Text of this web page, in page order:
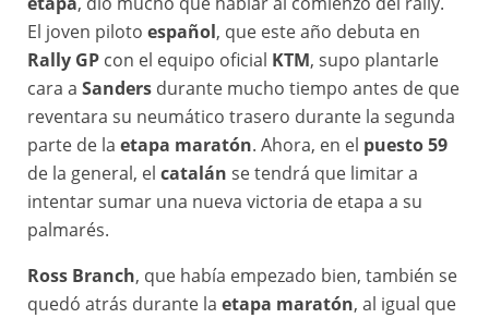
El joven piloto español, que este año debuta en
Rally GP con el equipo oficial KTM, supo plantarle
cara a Sanders durante mucho tiempo antes de que
reventara su neumático trasero durante la segunda
parte de la etapa maratón. Ahora, en el puesto 59
de la general, el catalán se tendrá que limitar a
intentar sumar una nueva victoria de etapa a su
palmarés.
Ross Branch, que había empezado bien, también se
quedó atrás durante la etapa maratón, al igual que